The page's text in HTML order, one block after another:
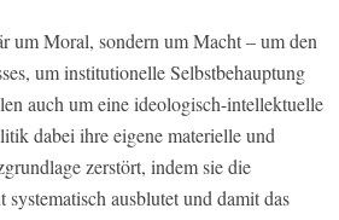
um Moral, sondern um Macht – um den
um institutionelle Selbstbehauptung
auch um eine ideologisch-intellektuelle
dabei ihre eigene materielle und
zerstört, indem sie die
ausblutet und damit das